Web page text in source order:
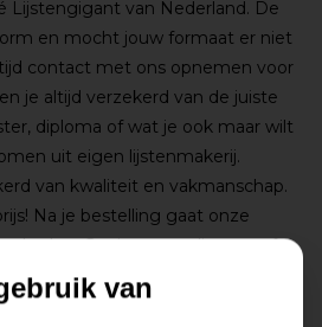
Lijstengigant van Nederland. De
en mocht jouw formaat er niet
contact met ons opnemen voor
je altijd verzekerd van de juiste
diploma of wat je ook maar wilt
uit eigen lijstenmakerij.
van kwaliteit en vakmanschap.
Na je bestelling gaat onze
de slag. Gratis verzending vanaf
van